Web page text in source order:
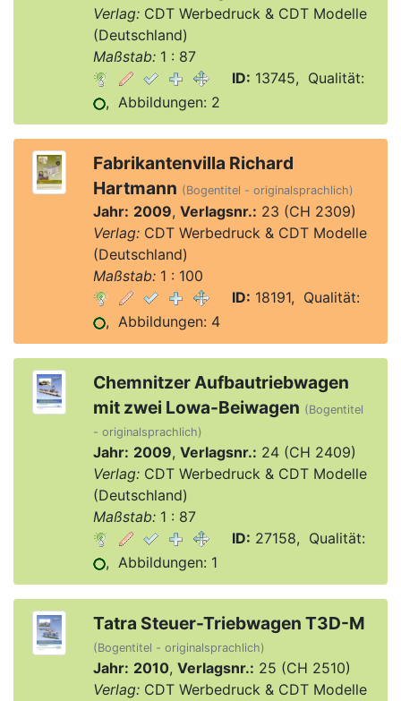
Verlag:CDT Werbedruck & CDT Modelle
(Deutschland)
Maßstab:1 : 87
ID: 13745, Qualität:
, Abbildungen: 2
Fabrikantenvilla Richard
Hartmann (Bogentitel - originalsprachlich)
Jahr: 2009, Verlagsnr.: 23 (CH 2309)
Verlag:CDT Werbedruck & CDT Modelle
(Deutschland)
Maßstab:1 : 100
ID: 18191, Qualität:
, Abbildungen: 4
Chemnitzer Aufbautriebwagen
mit zwei Lowa-Beiwagen (Bogentitel
- originalsprachlich)
Jahr: 2009, Verlagsnr.: 24 (CH 2409)
Verlag:CDT Werbedruck & CDT Modelle
(Deutschland)
Maßstab:1 : 87
ID: 27158, Qualität:
, Abbildungen: 1
Tatra Steuer-Triebwagen T3D-M
(Bogentitel - originalsprachlich)
Jahr: 2010, Verlagsnr.: 25 (CH 2510)
Verlag:CDT Werbedruck & CDT Modelle